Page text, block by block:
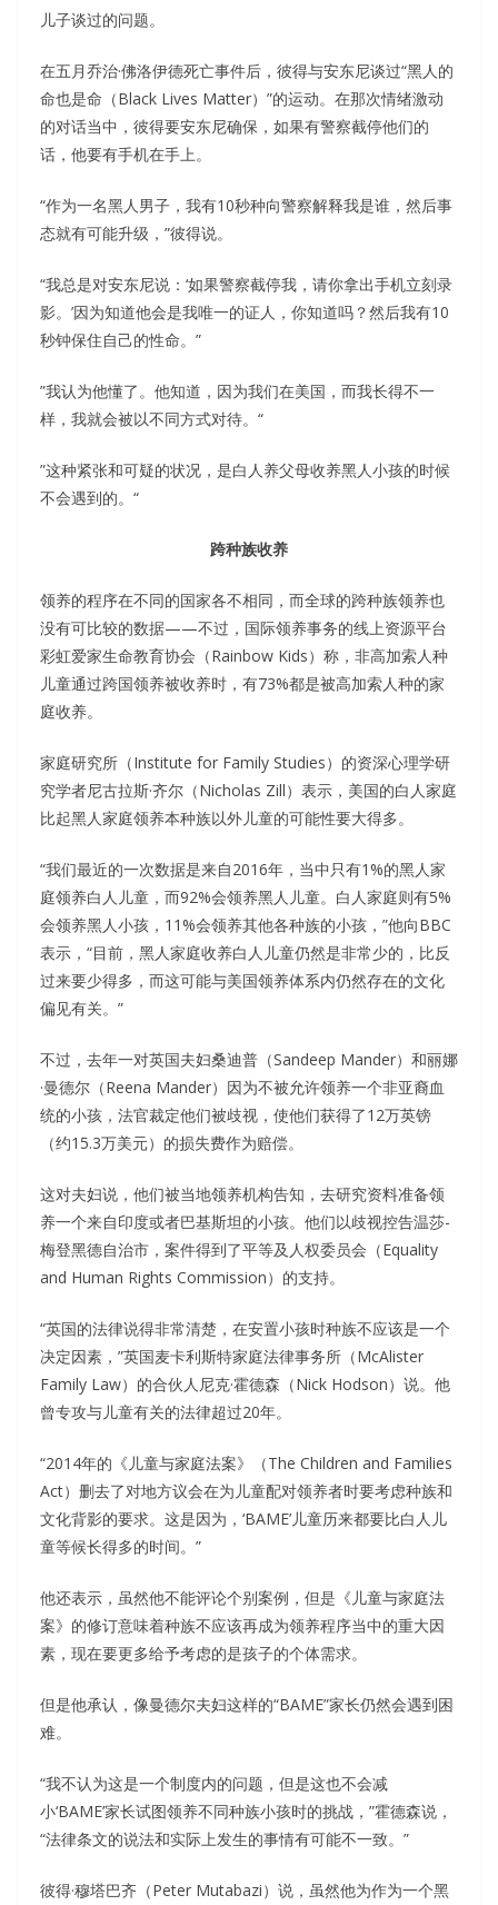
儿子谈过的问题。
在五月乔治·佛洛伊德死亡事件后，彼得与安东尼谈过“黑人的
命也是命（Black Lives Matter）”的运动。在那次情绪激动
的对话当中，彼得要安东尼确保，如果有警察截停他们的
话，他要有手机在手上。
“作为一名黑人男子，我有10秒种向警察解释我是谁，然后事
态就有可能升级，”彼得说。
“我总是对安东尼说：‘如果警察截停我，请你拿出手机立刻录
影。’因为知道他会是我唯一的证人，你知道吗？然后我有10
秒钟保住自己的性命。”
”我认为他懂了。他知道，因为我们在美国，而我长得不一
样，我就会被以不同方式对待。“
”这种紧张和可疑的状况，是白人养父母收养黑人小孩的时候
不会遇到的。“
跨种族收养
领养的程序在不同的国家各不相同，而全球的跨种族领养也
没有可比较的数据——不过，国际领养事务的线上资源平台
彩虹爱家生命教育协会（Rainbow Kids）称，非高加索人种
儿童通过跨国领养被收养时，有73%都是被高加索人种的家
庭收养。
家庭研究所（Institute for Family Studies）的资深心理学研
究学者尼古拉斯·齐尔（Nicholas Zill）表示，美国的白人家庭
比起黑人家庭领养本种族以外儿童的可能性要大得多。
“我们最近的一次数据是来自2016年，当中只有1%的黑人家
庭领养白人儿童，而92%会领养黑人儿童。白人家庭则有5%
会领养黑人小孩，11%会领养其他各种族的小孩，”他向BBC
表示，“目前，黑人家庭收养白人儿童仍然是非常少的，比反
过来要少得多，而这可能与美国领养体系内仍然存在的文化
偏见有关。”
不过，去年一对英国夫妇桑迪普（Sandeep Mander）和丽娜
·曼德尔（Reena Mander）因为不被允许领养一个非亚裔血
统的小孩，法官裁定他们被歧视，使他们获得了12万英镑
（约15.3万美元）的损失费作为赔偿。
这对夫妇说，他们被当地领养机构告知，去研究资料准备领
养一个来自印度或者巴基斯坦的小孩。他们以歧视控告温莎-
梅登黑德自治市，案件得到了平等及人权委员会（Equality
and Human Rights Commission）的支持。
“英国的法律说得非常清楚，在安置小孩时种族不应该是一个
决定因素，”英国麦卡利斯特家庭法律事务所（McAlister
Family Law）的合伙人尼克·霍德森（Nick Hodson）说。他
曾专攻与儿童有关的法律超过20年。
“2014年的《儿童与家庭法案》（The Children and Families
Act）删去了对地方议会在为儿童配对领养者时要考虑种族和
文化背影的要求。这是因为，‘BAME’儿童历来都要比白人儿
童等候长得多的时间。”
他还表示，虽然他不能评论个别案例，但是《儿童与家庭法
案》的修订意味着种族不应该再成为领养程序当中的重大因
素，现在要更多给予考虑的是孩子的个体需求。
但是他承认，像曼德尔夫妇这样的“BAME”家长仍然会遇到困
难。
“我不认为这是一个制度内的问题，但是这也不会减
小‘BAME’家长试图领养不同种族小孩时的挑战，”霍德森说，
“法律条文的说法和实际上发生的事情有可能不一致。”
彼得·穆塔巴齐（Peter Mutabazi）说，虽然他为作为一个黑